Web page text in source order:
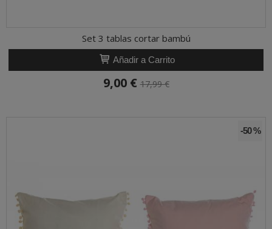
Set 3 tablas cortar bambú
Añadir a Carrito
9,00 €17,99 €
-50 %